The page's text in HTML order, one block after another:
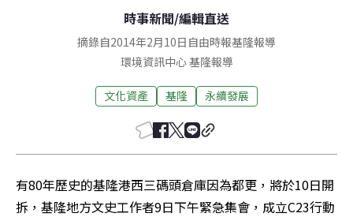
時事新聞/編輯直送
摘錄自2014年2月10日自由時報基隆報導
環境資訊中心基隆報導
文化資產 基隆 永續發展
有80年歷史的基隆港西三碼頭倉庫因為都更，將於10日開
拆，基隆地方文史工作者9日下午緊急集會，成立C23行動